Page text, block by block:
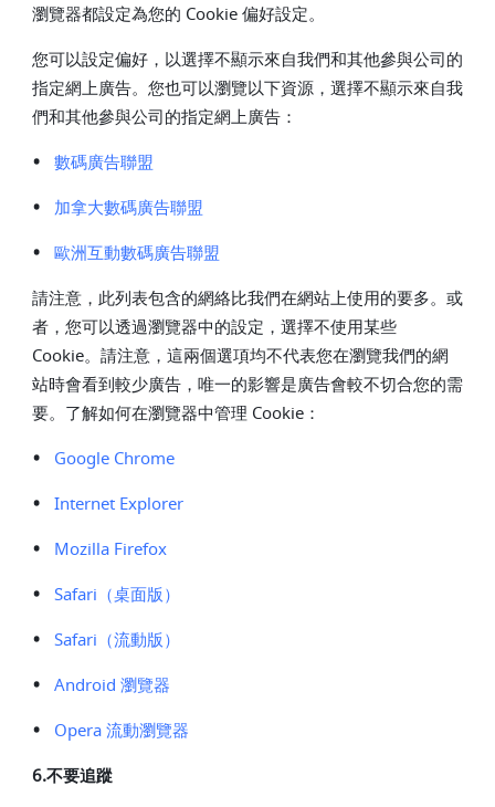
瀏覽器都設定為您的 Cookie 偏好設定。
您可以設定偏好，以選擇不顯示來自我們和其他參與公司的
指定網上廣告。您也可以瀏覽以下資源，選擇不顯示來自我
們和其他參與公司的指定網上廣告：
• 數碼廣告聯盟
• 加拿大數碼廣告聯盟
• 歐洲互動數碼廣告聯盟
請注意，此列表包含的網絡比我們在網站上使用的要多。或
者，您可以透過瀏覽器中的設定，選擇不使用某些
Cookie。請注意，這兩個選項均不代表您在瀏覽我們的網
站時會看到較少廣告，唯一的影響是廣告會較不切合您的需
要。了解如何在瀏覽器中管理 Cookie：
• Google Chrome
• Internet Explorer
• Mozilla Firefox
• Safari （桌面版）
• Safari （流動版）
• Android 瀏覽器
• Opera流動瀏覽器
6.不要追蹤